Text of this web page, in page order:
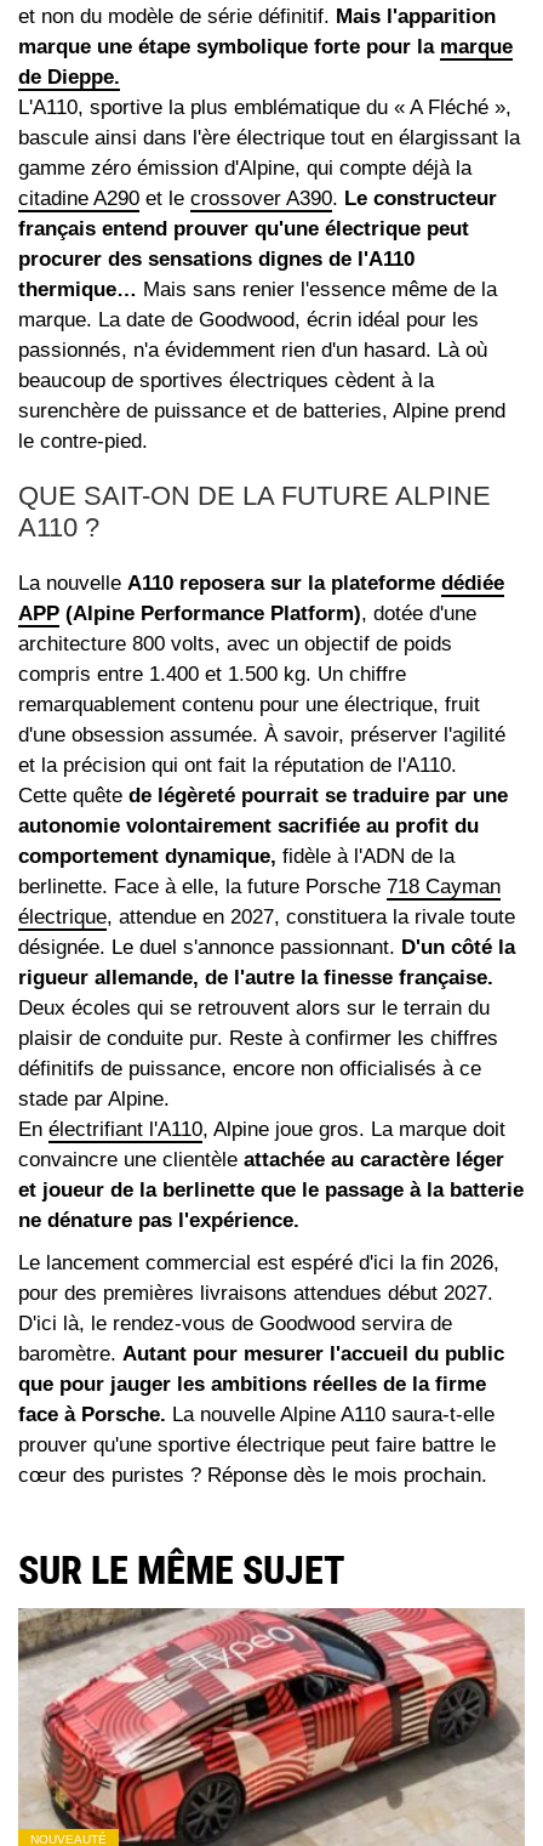
et non du modèle de série définitif. Mais l'apparition
marque une étape symbolique forte pour la marque
de Dieppe.
L'A110, sportive la plus emblématique du « A Fléché »,
bascule ainsi dans l'ère électrique tout en élargissant la
gamme zéro émission d'Alpine, qui compte déjà la
citadine A290 et le crossover A390. Le constructeur
français entend prouver qu'une électrique peut
procurer des sensations dignes de l'A110
thermique… Mais sans renier l'essence même de la
marque. La date de Goodwood, écrin idéal pour les
passionnés, n'a évidemment rien d'un hasard. Là où
beaucoup de sportives électriques cèdent à la
surenchère de puissance et de batteries, Alpine prend
le contre-pied.
QUE SAIT-ON DE LA FUTURE ALPINE
A110 ?
La nouvelle A110 reposera sur la plateforme dédiée
APP (Alpine Performance Platform), dotée d'une
architecture 800 volts, avec un objectif de poids
compris entre 1.400 et 1.500 kg. Un chiffre
remarquablement contenu pour une électrique, fruit
d'une obsession assumée. À savoir, préserver l'agilité
et la précision qui ont fait la réputation de l'A110.
Cette quête de légèreté pourrait se traduire par une
autonomie volontairement sacrifiée au profit du
comportement dynamique, fidèle à l'ADN de la
berlinette. Face à elle, la future Porsche 718 Cayman
électrique, attendue en 2027, constituera la rivale toute
désignée. Le duel s'annonce passionnant. D'un côté la
rigueur allemande, de l'autre la finesse française.
Deux écoles qui se retrouvent alors sur le terrain du
plaisir de conduite pur. Reste à confirmer les chiffres
définitifs de puissance, encore non officialisés à ce
stade par Alpine.
En électrifiant l'A110, Alpine joue gros. La marque doit
convaincre une clientèle attachée au caractère léger
et joueur de la berlinette que le passage à la batterie
ne dénature pas l'expérience.
Le lancement commercial est espéré d'ici la fin 2026,
pour des premières livraisons attendues début 2027.
D'ici là, le rendez-vous de Goodwood servira de
baromètre. Autant pour mesurer l'accueil du public
que pour jauger les ambitions réelles de la firme
face à Porsche. La nouvelle Alpine A110 saura-t-elle
prouver qu'une sportive électrique peut faire battre le
cœur des puristes ? Réponse dès le mois prochain.
SUR LE MÊME SUJET
NOUVEAUTÉ